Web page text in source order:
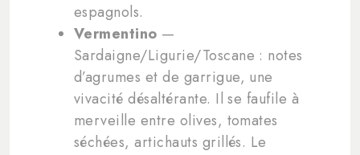
espagnols.
Vermentino —
Sardaigne/Ligurie/Toscane : notes
d’agrumes et de garrigue, une
vivacité désaltérante. Il se faufile à
merveille entre olives, tomates
séchées, artichauts grillés. Le